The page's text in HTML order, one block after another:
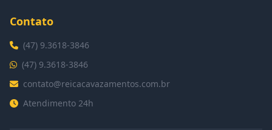
Contato
(47) 9.3618-3846
(47) 9.3618-3846
contato@reicacavazamentos.com.br
Atendimento 24h